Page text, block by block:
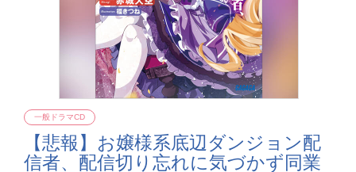
【悲報】お嬢様系底辺ダンジョン配
信者、配信切り忘れに気づかず同業
一般ドラマCD